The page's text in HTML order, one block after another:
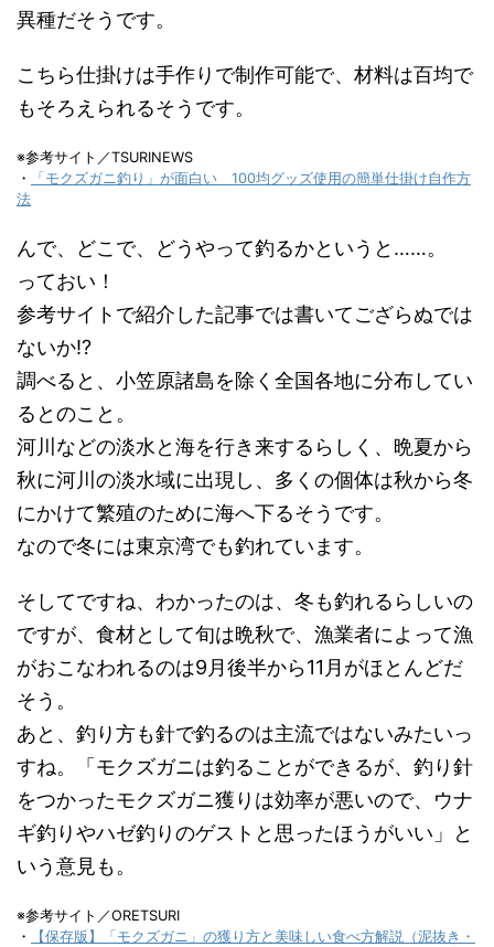
異種だそうです。
こちら仕掛けは手作りで制作可能で、材料は百均で
もそろえられるそうです。
※参考サイト／TSURINEWS
・
「モクズガニ釣り」が面白い 100均グッズ使用の簡単仕掛け自作方
法
んで、どこで、どうやって釣るかというと……。
っておい！
参考サイトで紹介した記事では書いてござらぬでは
ないか!?
調べると、小笠原諸島を除く全国各地に分布してい
るとのこと。
河川などの淡水と海を行き来するらしく、晩夏から
秋に河川の淡水域に出現し、多くの個体は秋から冬
にかけて繁殖のために海へ下るそうです。
なので冬には東京湾でも釣れています。
そしてですね、わかったのは、冬も釣れるらしいの
ですが、食材として旬は晩秋で、漁業者によって漁
がおこなわれるのは9月後半から11月がほとんどだ
そう。
あと、釣り方も針で釣るのは主流ではないみたいっ
すね。「モクズガニは釣ることができるが、釣り針
をつかったモクズガニ獲りは効率が悪いので、ウナ
ギ釣りやハゼ釣りのゲストと思ったほうがいい」と
いう意見も。
※参考サイト／ORETSURI
・
【保存版】「モクズガニ」の獲り方と美味しい食べ方解説（泥抜き・